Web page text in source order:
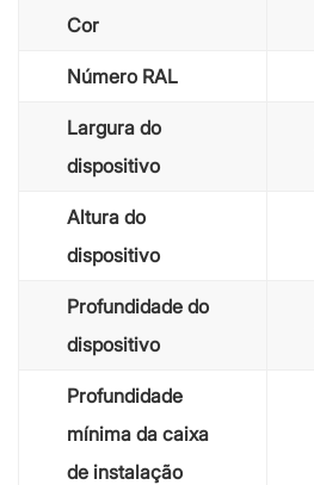
Cor
Número RAL
Largura do
dispositivo
Altura do
dispositivo
Profundidade do
dispositivo
Profundidade
mínima da caixa
de instalação